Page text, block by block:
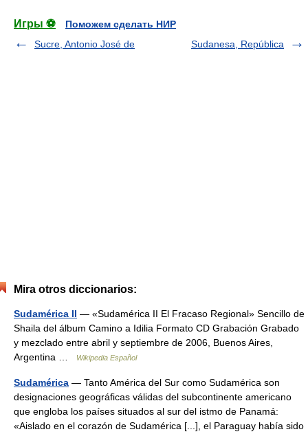
Игры ⚽
Поможем сделать НИР
Sucre, Antonio José de
Sudanesa, República
Mira otros diccionarios:
Sudamérica II — «Sudamérica II El Fracaso Regional» Sencillo de
Shaila del álbum Camino a Idilia Formato CD Grabación Grabado
y mezclado entre abril y septiembre de 2006, Buenos Aires,
Argentina …
Wikipedia Español
Sudamérica — Tanto América del Sur como Sudamérica son
designaciones geográficas válidas del subcontinente americano
que engloba los países situados al sur del istmo de Panamá:
«Aislado en el corazón de Sudamérica [...], el Paraguay había sido